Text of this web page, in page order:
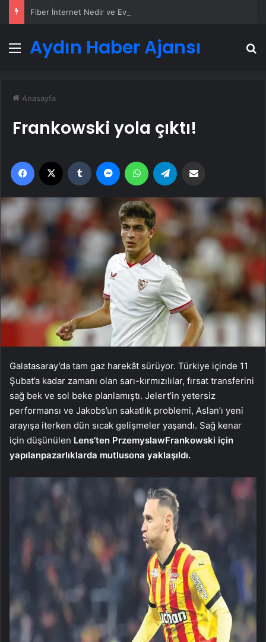
Fiber İnternet Nedir ve Ev İnterneti Nasıl Seçilir
Menü
Aydın Haber Ajansı
Anasayfa
Frankowski yola çıktı!
Facebook Tumblr MessengerWhatsApp
Galatasaray’da tam gaz harekât sürüyor. Türkiye içinde 11
Şubat’a kadar zamanı olan sarı-kırmızılılar, fırsat transferini
sağ bek ve sol beke planlamıştı. Jelert’in yetersiz
performansı ve Jakobs’un sakatlık problemi, Aslan’ı yeni
arayışa iterken dün sıcak gelişmeler yaşandı. Sağ kenar
için düşünülen Lens’ten PrzemyslawFrankowski için
yapılanpazarlıklarda mutlusona yaklaşıldı.